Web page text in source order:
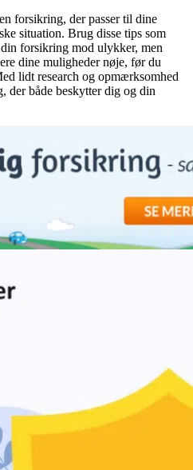
forsikring, der passer til dine
situation. Brug disse tips som
forsikring mod ulykker, men
dine muligheder nøje, før du
lidt research og opmærksomhed
der både beskytter dig og din